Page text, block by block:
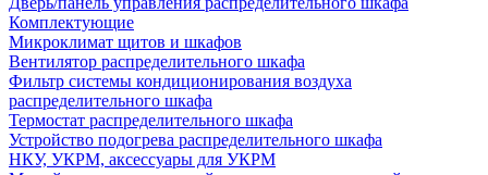
Комплектующие
Микроклимат щитов и шкафов
Вентилятор распределительного шкафа
Фильтр системы кондиционирования воздуха
распределительного шкафа
Термостат распределительного шкафа
Устройство подогрева распределительного шкафа
НКУ, УКРМ, аксессуары для УКРМ